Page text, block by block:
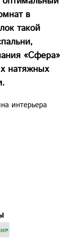
в
такой
«Сфера»
натяжных
интерьера